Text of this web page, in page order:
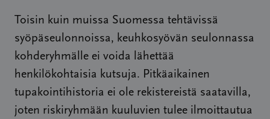
Toisin kuin muissa Suomessa tehtävissä
syöpäseulonnoissa, keuhkosyövän seulonnassa
kohderyhmälle ei voida lähettää
henkilökohtaisia kutsuja. Pitkäaikainen
tupakointihistoria ei ole rekistereistä saatavilla,
joten riskiryhmään kuuluvien tulee ilmoittautua